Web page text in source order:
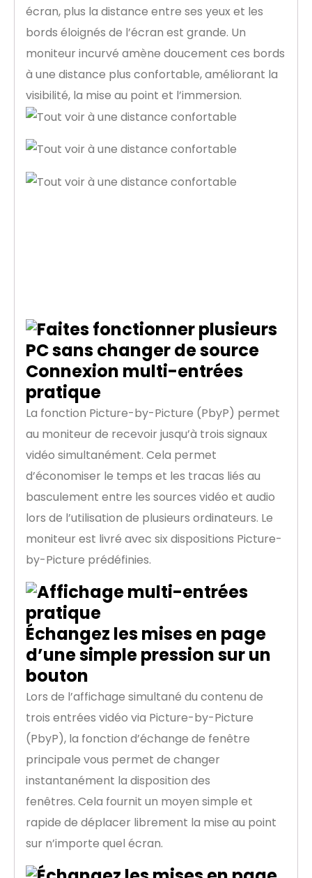
écran, plus la distance entre ses yeux et les
bords éloignés de l’écran est grande. Un
moniteur incurvé amène doucement ces bords
à une distance plus confortable, améliorant la
visibilité, la mise au point et l’immersion.
Connexion multi-entrées
pratique
La fonction Picture-by-Picture (PbyP) permet
au moniteur de recevoir jusqu’à trois signaux
vidéo simultanément. Cela permet
d’économiser le temps et les tracas liés au
basculement entre les sources vidéo et audio
lors de l’utilisation de plusieurs ordinateurs. Le
moniteur est livré avec six dispositions Picture-
by-Picture prédéfinies.
Échangez les mises en page
d’une simple pression sur un
bouton
Lors de l’affichage simultané du contenu de
trois entrées vidéo via Picture-by-Picture
(PbyP), la fonction d’échange de fenêtre
principale vous permet de changer
instantanément la disposition des
fenêtres. Cela fournit un moyen simple et
rapide de déplacer librement la mise au point
sur n’importe quel écran.